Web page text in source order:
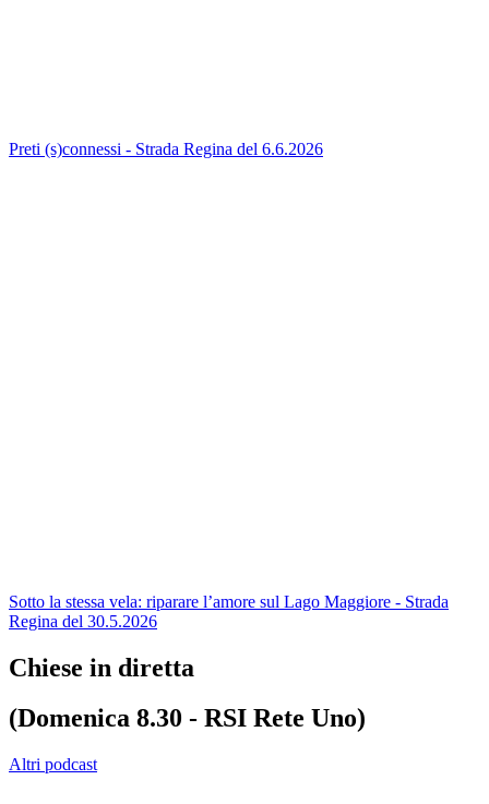
Preti (s)connessi - Strada Regina del 6.6.2026
Sotto la stessa vela: riparare l’amore sul Lago Maggiore - Strada
Regina del 30.5.2026
Chiese in diretta
(Domenica 8.30 - RSI Rete Uno)
Altri podcast